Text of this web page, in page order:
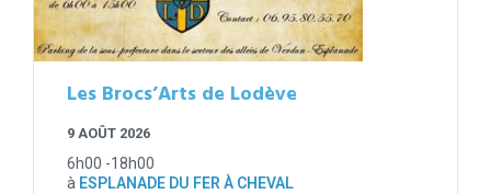
Les Brocs’Arts de Lodève
9 AOÛT 2026
6h00 -18h00
à ESPLANADE DU FER À CHEVAL